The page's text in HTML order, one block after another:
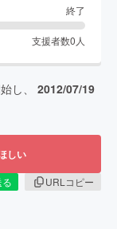
終了
支援者数0 人
し、 2012/07/19
しい
URLコピー